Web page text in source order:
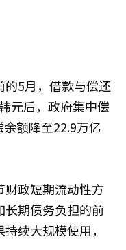
5月，借款与偿还
元后，政府集中偿
额降至22.9万亿
政短期流动性方
期债务负担的前
续大规模使用，